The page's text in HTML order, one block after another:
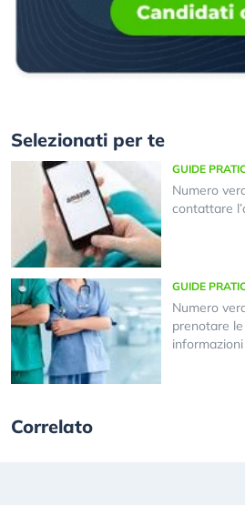
Selezionati per te
GUIDE
Numero
contattare
GUIDE
Numero
prenotare
informazioni
Correlato